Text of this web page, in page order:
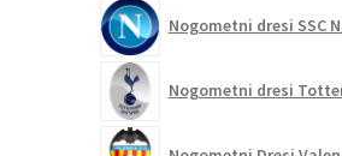
Nogometni dresi SSC
Nogometni dresi